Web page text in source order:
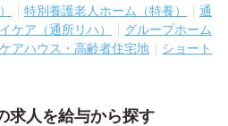
特別養護老人ホーム（特養）
通
ケア（通所リハ）
グループホーム
ケアハウス・高齢者住宅地
ショート
求人を給与から探す